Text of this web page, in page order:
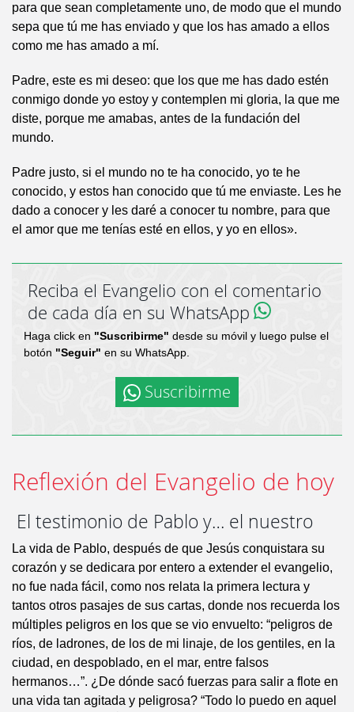
para que sean completamente uno, de modo que el mundo
sepa que tú me has enviado y que los has amado a ellos
como me has amado a mí.
Padre, este es mi deseo: que los que me has dado estén
conmigo donde yo estoy y contemplen mi gloria, la que me
diste, porque me amabas, antes de la fundación del
mundo.
Padre justo, si el mundo no te ha conocido, yo te he
conocido, y estos han conocido que tú me enviaste. Les he
dado a conocer y les daré a conocer tu nombre, para que
el amor que me tenías esté en ellos, y yo en ellos».
Reciba el Evangelio con el comentario
de cada día en su WhatsApp
Haga click en "Suscribirme" desde su móvil y luego pulse el
botón "Seguir" en su WhatsApp.
Suscribirme
Reflexión del Evangelio de hoy
El testimonio de Pablo y… el nuestro
La vida de Pablo, después de que Jesús conquistara su
corazón y se dedicara por entero a extender el evangelio,
no fue nada fácil, como nos relata la primera lectura y
tantos otros pasajes de sus cartas, donde nos recuerda los
múltiples peligros en los que se vio envuelto: “peligros de
ríos, de ladrones, de los de mi linaje, de los gentiles, en la
ciudad, en despoblado, en el mar, entre falsos
hermanos…”. ¿De dónde sacó fuerzas para salir a flote en
una vida tan agitada y peligrosa? “Todo lo puedo en aquel